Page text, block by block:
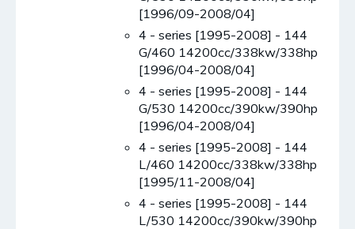
[1996/09-2008/04]
4 - series [1995-2008] - 144
G/460 14200cc/338kw/338hp
[1996/04-2008/04]
4 - series [1995-2008] - 144
G/530 14200cc/390kw/390hp
[1996/04-2008/04]
4 - series [1995-2008] - 144
L/460 14200cc/338kw/338hp
[1995/11-2008/04]
4 - series [1995-2008] - 144
L/530 14200cc/390kw/390hp